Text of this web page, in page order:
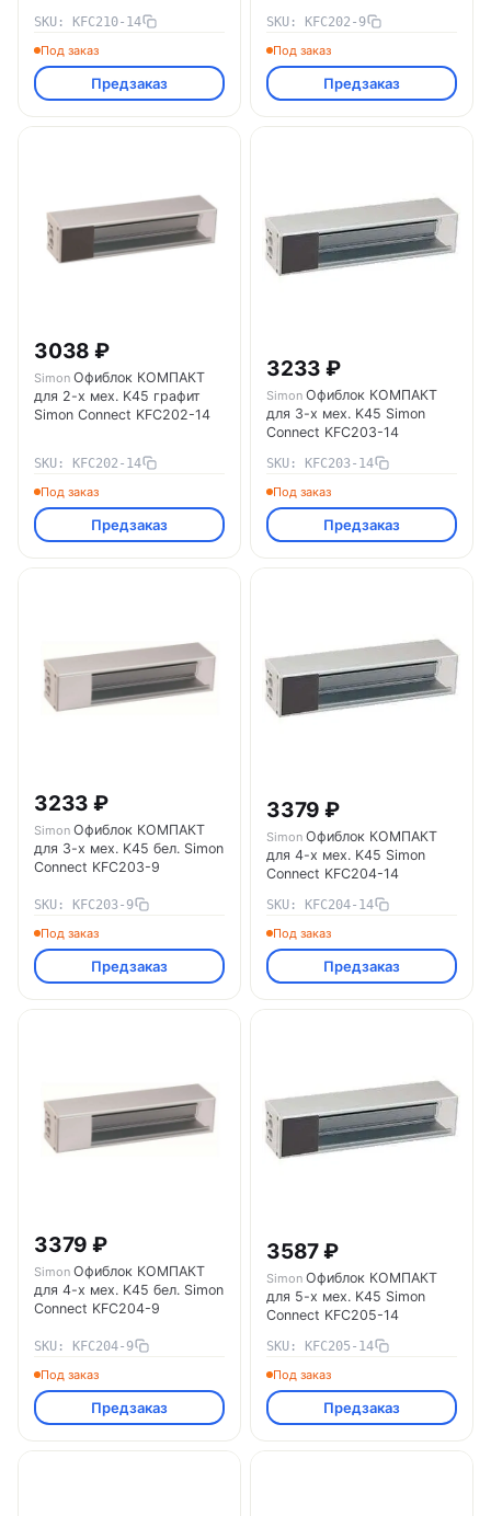
SKU: KFC210-14
Под заказ
Предзаказ
SKU: KFC202-9
Под заказ
Предзаказ
3038 ₽
Simon Офиблок КОМПАКТ
для 2-х мех. K45 графит
Simon Connect KFC202-14
SKU: KFC202-14
Под заказ
Предзаказ
3233 ₽
Simon Офиблок КОМПАКТ
для 3-х мех. K45 Simon
Connect KFC203-14
SKU: KFC203-14
Под заказ
Предзаказ
3233 ₽
Simon Офиблок КОМПАКТ
для 3-х мех. K45 бел. Simon
Connect KFC203-9
SKU: KFC203-9
Под заказ
Предзаказ
3379 ₽
Simon Офиблок КОМПАКТ
для 4-х мех. K45 Simon
Connect KFC204-14
SKU: KFC204-14
Под заказ
Предзаказ
3379 ₽
Simon Офиблок КОМПАКТ
для 4-х мех. K45 бел. Simon
Connect KFC204-9
SKU: KFC204-9
Под заказ
Предзаказ
3587 ₽
Simon Офиблок КОМПАКТ
для 5-х мех. K45 Simon
Connect KFC205-14
SKU: KFC205-14
Под заказ
Предзаказ